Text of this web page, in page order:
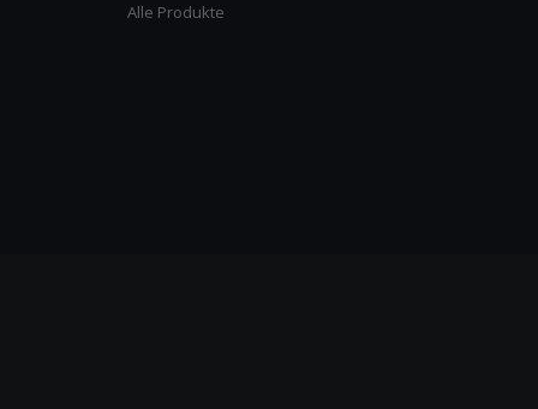
Alle Produkte